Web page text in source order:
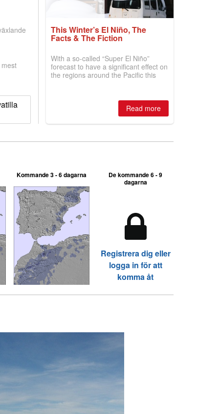
This Winter’s El Niño, The
Facts & The Fiction
With a so-called “Super El Niño”
forecast to have a significant effect on
the regions around the Pacific this
where are the best odds?
Read more
Kommande 3 - 6 dagarna
De kommande 6 - 9
dagarna
Registrera dig eller
logga in för att
komma åt